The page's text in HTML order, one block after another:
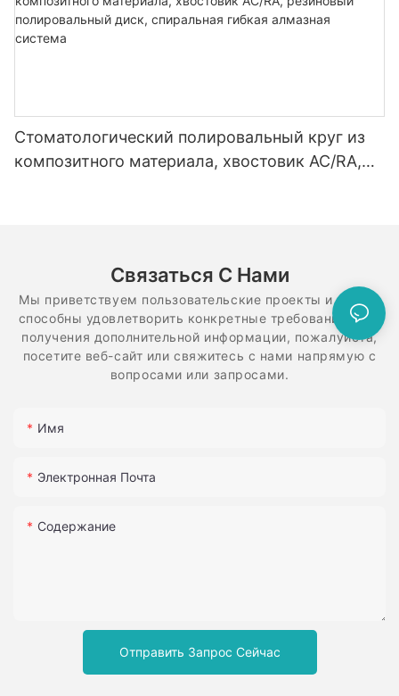
Стоматологический полировальный круг из
композитного материала, хвостовик AC/RA,
Связаться С Нами
Мы приветствуем пользовательские проекты и идеи и
способны удовлетворить конкретные требования. Для
получения дополнительной информации, пожалуйста,
посетите веб-сайт или свяжитесь с нами напрямую с
вопросами или запросами.
Имя
Электронная Почта
Содержание
Отправить Запрос Сейчас